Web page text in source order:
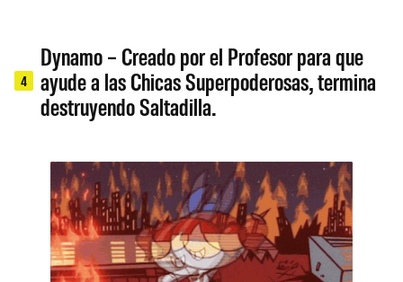
4
Dynamo – Creado por el Profesor para que
ayude a las Chicas Superpoderosas, termina
destruyendo Saltadilla.